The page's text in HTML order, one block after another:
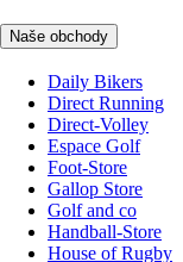
Naše obchody
Daily Bikers
Direct Running
Direct-Volley
Espace Golf
Foot-Store
Gallop Store
Golf and co
Handball-Store
House of Rugby